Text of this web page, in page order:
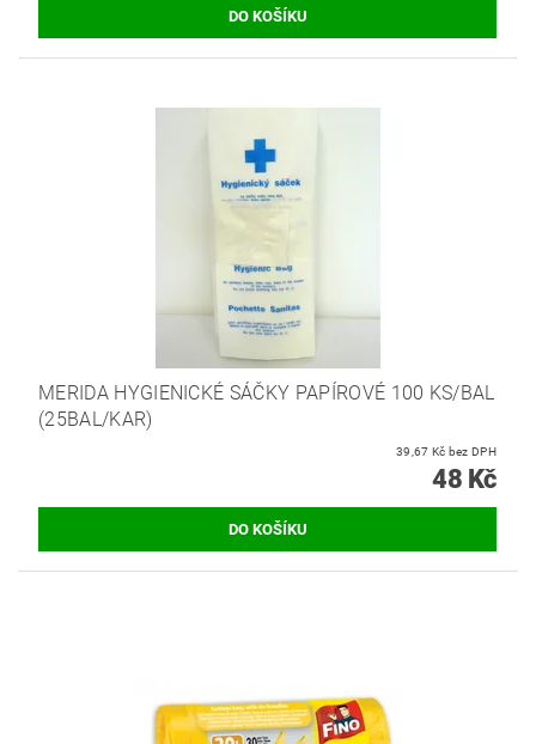
MERIDA HYGIENICKÉ SÁČKY PAPÍROVÉ 100 KS/BAL
(25BAL/KAR)
39,67 Kč bez DPH
48 Kč